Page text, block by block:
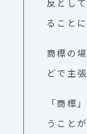
反とし
ること
商標の
どで主
「商標
うこと